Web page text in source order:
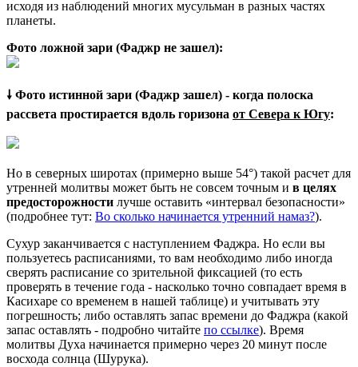
исходя из наблюдений многих мусульман в разных частях
планеты.
Фото ложной зари (Фаджр не зашел):
🠗 Фото истинной зари (Фаджр зашел) - когда полоска
рассвета простирается вдоль горизона от Севера к Югу:
Но в северных широтах (примерно выше 54°) такой расчет для
утренней молитвы может быть не совсем точным и в целях
предосторожности лучше оставить «интервал безопасности»
(подробнее тут: Во сколько начинается утренний намаз?).
Сухур заканчивается с наступлением Фаджра. Но если вы
пользуетесь расписаниями, то вам необходимо либо иногда
сверять расписание со зрительной фиксацией (то есть
проверять в течение года - насколько точно совпадает время в
Касихаре со временем в нашей таблице) и учитывать эту
погрешность; либо оставлять запас времени до Фаджра (какой
запас оставлять - подробно читайте по ссылке). Время
молитвы Духа начинается примерно через 20 минут после
восхода солнца (Шурука).